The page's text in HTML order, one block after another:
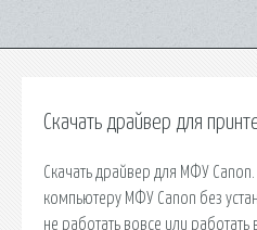
Скачать драйвер для
Скачать драйвер для МФУ
компьютеру МФУ Canon без
не работать вовсе или